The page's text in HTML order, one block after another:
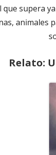
que supera
animales
Relato: